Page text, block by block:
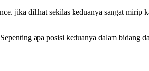
jika dilihat sekilas keduanya sangat mirip
apa posisi keduanya dalam bidang